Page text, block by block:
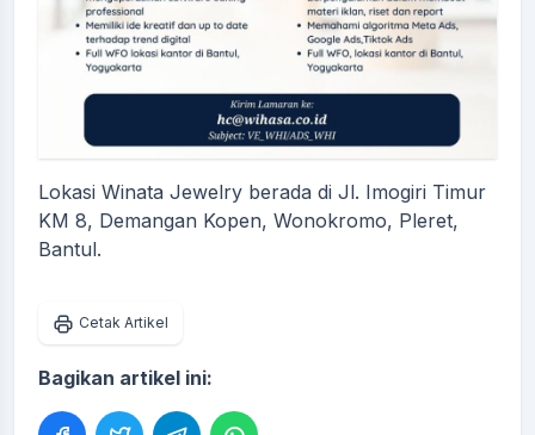
Lokasi Winata Jewelry berada di Jl. Imogiri Timur
KM 8, Demangan Kopen, Wonokromo, Pleret,
Bantul.
Cetak Artikel
Bagikan artikel ini: